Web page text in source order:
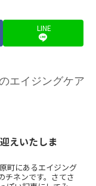
LINE
エイジングケア
えいたしま
町にあるエイジング
チネンです。さてさ